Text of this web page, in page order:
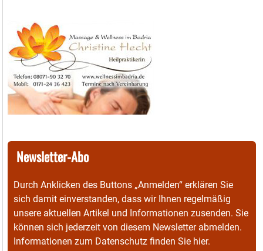
Newsletter-Abo
Durch Anklicken des Buttons „Anmelden“ erklären Sie
sich damit einverstanden, dass wir Ihnen regelmäßig
unsere aktuellen Artikel und Informationen zusenden. Sie
können sich jederzeit von diesem Newsletter abmelden.
Informationen zum Datenschutz finden Sie hier.